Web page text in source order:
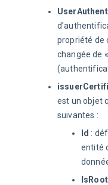
propriété de
changée de
est un objet
suivantes :
Id :
entité
IsRoot